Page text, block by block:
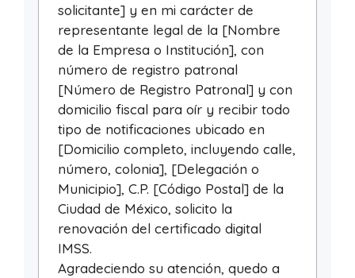
solicitante] y en mi carácter de
representante legal de la [Nombre
de la Empresa o Institución], con
número de registro patronal
[Número de Registro Patronal] y con
domicilio fiscal para oír y recibir todo
tipo de notificaciones ubicado en
[Domicilio completo, incluyendo calle,
número, colonia], [Delegación o
Municipio], C.P. [Código Postal] de la
Ciudad de México, solicito la
renovación del certificado digital
IMSS.
Agradeciendo su atención, quedo a